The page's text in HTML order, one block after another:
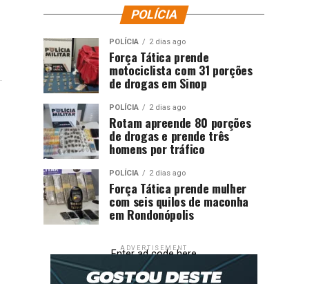
POLÍCIA
POLÍCIA 2 dias ago
Força Tática prende
motociclista com 31 porções
de drogas em Sinop
POLÍCIA 2 dias ago
Rotam apreende 80 porções
de drogas e prende três
homens por tráfico
POLÍCIA 2 dias ago
Força Tática prende mulher
com seis quilos de maconha
em Rondonópolis
ADVERTISEMENT
Enter ad code here